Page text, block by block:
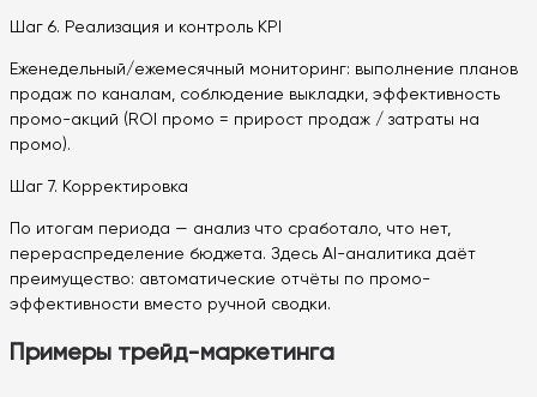
Шаг 6. Реализация и контроль KPI
Еженедельный/ежемесячный мониторинг: выполнение планов
продаж по каналам, соблюдение выкладки, эффективность
промо-акций (ROI промо = прирост продаж / затраты на
промо).
Шаг 7. Корректировка
По итогам периода — анализ что сработало, что нет,
перераспределение бюджета. Здесь AI-аналитика даёт
преимущество: автоматические отчёты по промо-
эффективности вместо ручной сводки.
Примеры трейд-маркетинга